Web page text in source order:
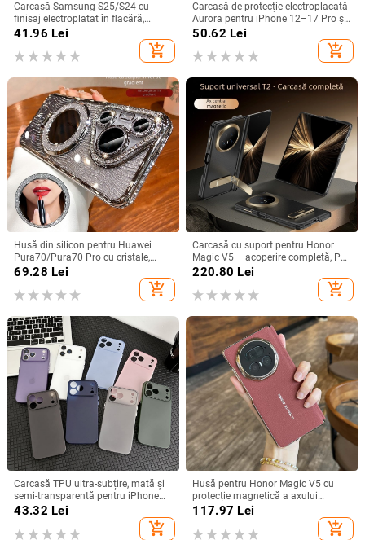
Carcasă Samsung S25/S24 cu
finisaj electroplatat în flacără,
design decupat, compatibilă cu
41.96 Lei
add_shopping_cart
Carcasă de protecție electroplacată
Aurora pentru iPhone 12–17 Pro și
Pro Max, acoperire completă, anti-
50.62 Lei
add_shopping_cart
Husă din silicon pentru Huawei
Pura70/Pura70 Pro cu cristale,
transparentă, estetică, suport
încorporat și disipare a căldurii
69.28 Lei
add_shopping_cart
Carcasă cu suport pentru Honor
Magic V5 – acoperire completă, PC
mat, anti-cădere, anti-amprente
220.80 Lei
add_shopping_cart
Carcasă TPU ultra-subțire, mată și
semi-transparentă pentru iPhone
11/12/14/15/16/17 Pro Max,
protecție împotriva căderilor, anti-
amprente
43.32 Lei
add_shopping_cart
Husă pentru Honor Magic V5 cu
protecție magnetică a axului
central, acoperire completă a
electroplacare, protecție anti-cădere
117.97 Lei
add_shopping_cart